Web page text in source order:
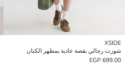
XSIDE
شورت رجالي بقصة عادية بمظهر الكتان
699.00 EGP